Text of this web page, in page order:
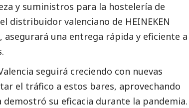
y suministros para la hostelería de
distribuidor valenciano de HEINEKEN
asegurará una entrega rápida y eficiente a
seguirá creciendo con nuevas
el tráfico a estos bares, aprovechando
su eficacia durante la pandemia.